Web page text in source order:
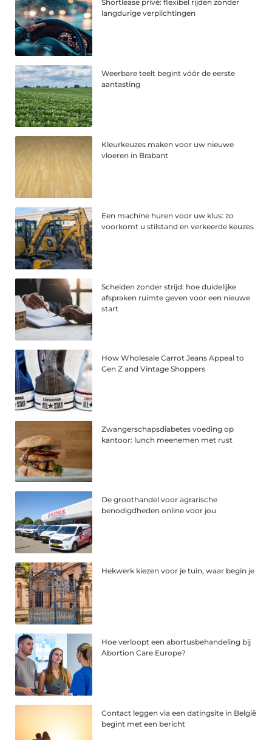
Shortlease privé: flexibel rijden zonder
langdurige verplichtingen
Weerbare teelt begint vóór de eerste
aantasting
Kleurkeuzes maken voor uw nieuwe
vloeren in Brabant
Een machine huren voor uw klus: zo
voorkomt u stilstand en verkeerde keuzes
Scheiden zonder strijd: hoe duidelijke
afspraken ruimte geven voor een nieuwe
start
How Wholesale Carrot Jeans Appeal to
Gen Z and Vintage Shoppers
Zwangerschapsdiabetes voeding op
kantoor: lunch meenemen met rust
De groothandel voor agrarische
benodigdheden online voor jou
Hekwerk kiezen voor je tuin, waar begin je
Hoe verloopt een abortusbehandeling bij
Abortion Care Europe?
Contact leggen via een datingsite in België
begint met een bericht